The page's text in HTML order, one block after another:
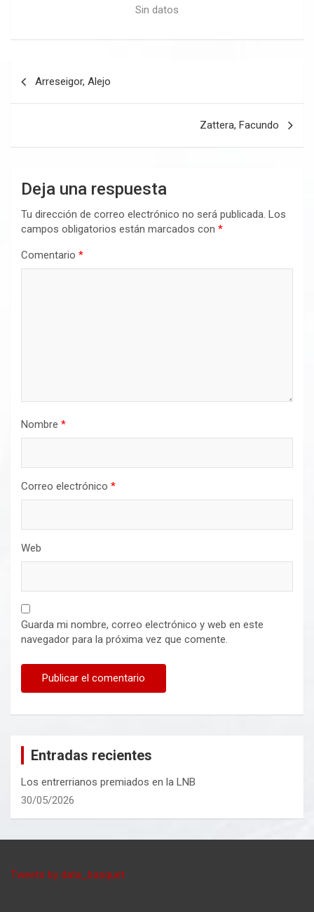
Sin datos
Arreseigor, Alejo
Zattera, Facundo
Deja una respuesta
Tu dirección de correo electrónico no será publicada. Los
campos obligatorios están marcados con *
Comentario *
Nombre *
Correo electrónico *
Web
Guarda mi nombre, correo electrónico y web en este
navegador para la próxima vez que comente.
Entradas recientes
Los entrerrianos premiados en la LNB
30/05/2026
Tweets by data_basquet